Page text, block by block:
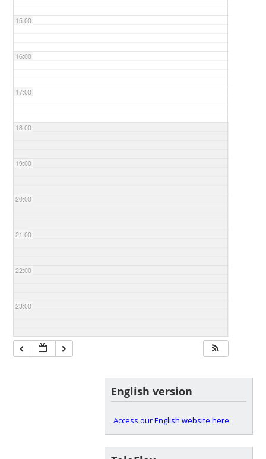
15:00
16:00
17:00
18:00
19:00
20:00
21:00
22:00
23:00
English version
Access our English website here